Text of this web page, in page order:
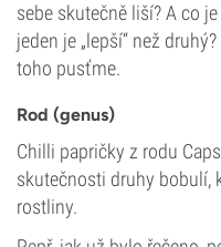
sebe skutečně liší? A co
jeden je „lepší“ než
toho pusťme.
Rod (genus)
Chilli papričky z rodu
skutečnosti druhy bobulí,
rostliny.